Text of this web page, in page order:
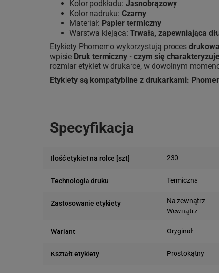
Kolor podkładu: Jasnobrązowy
Kolor nadruku: Czarny
Materiał: Papier termiczny
Warstwa klejąca: Trwała, zapewniająca
Etykiety Phomemo wykorzystują proces
wpisie Druk termiczny - czym się
rozmiar etykiet w drukarce, w dowolnym
Etykiety są kompatybilne z drukarkami:
Specyfikacja
Ilość etykiet na rolce [szt] 230
Technologia druku Termiczna
Zastosowanie etykiety
Na zewnątrz
Wewnątrz
Wariant Oryginał
Kształt etykiety Prostokątny